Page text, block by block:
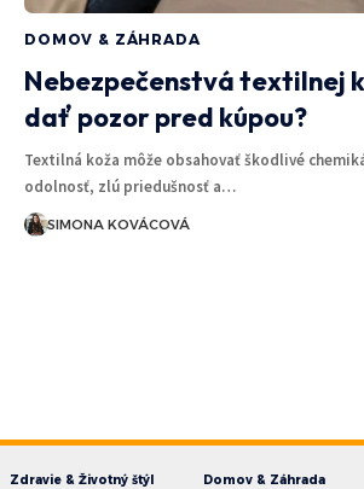
DOMOV & ZÁHRADA
Nebezpečenstvá textilnej
dať pozor pred kúpou?
Textilná koža môže obsahovať škodlivé
odolnosť, zlú priedušnosť a…
SIMONA KOVÁCOVÁ
Zdravie & Životný štýl Domov & Záhrada